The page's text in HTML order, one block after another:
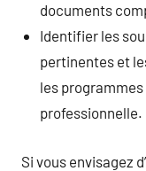
documents
Identifier les
pertinentes et
les programmes
professionnelle.
Si vous envisagez